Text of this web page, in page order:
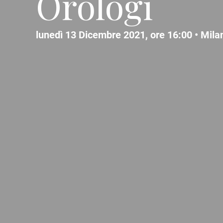
lunedì 13 Dicembre 2021, ore 16:00 •